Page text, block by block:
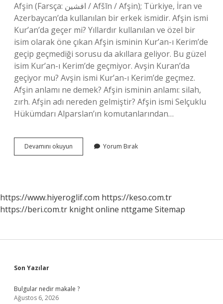
Afşin (Farsça: افشین‎ / Afšīn / Afşin); Türkiye, İran ve
Azerbaycan’da kullanılan bir erkek ismidir. Afşin ismi
Kur’an’da geçer mi? Yıllardır kullanılan ve özel bir
isim olarak öne çıkan Afşin isminin Kur’an-ı Kerim’de
geçip geçmediği sorusu da akıllara geliyor. Bu güzel
isim Kur’an-ı Kerim’de geçmiyor. Avşin Kuran’da
geçiyor mu? Avşin ismi Kur’an-ı Kerim’de geçmez.
Afşin anlamı ne demek? Afşin isminin anlamı: silah,
zırh. Afşin adı nereden gelmiştir? Afşin ismi Selçuklu
Hükümdarı Alparslan’ın komutanlarından…
Devamını okuyun
Ne
Yorum Bırak
https://www.hiyeroglif.com https://keso.com.tr
https://beri.com.tr knight online nttgame Sitemap
Sidebar
Son Yazılar
Bulgular nedir makale ?
Ağustos 6, 2026